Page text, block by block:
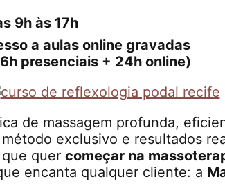
9h às 17h
a aulas online gravadas
presenciais + 24h online)
de massagem profunda,
exclusivo e resultados
quer começar na
encanta qualquer cliente: a